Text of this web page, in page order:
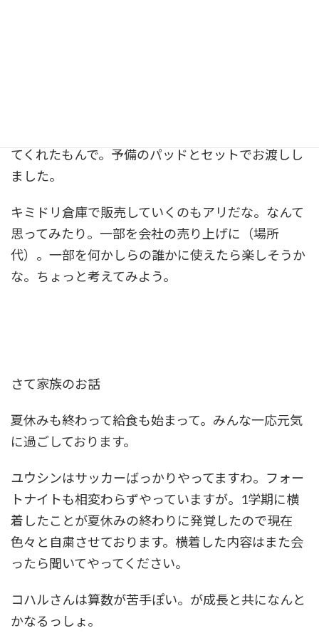
てくれたもんで。予備のパッドとセットでお渡しし
ました。
キミドリ倉庫で販売していくのもアリだな。なんて
思ってみたり。一部を会社の売り上げに（場所
代）。一部を何かしらの誰かに使えたら楽しそうか
な。ちょっと考えてみよう。
さて家族のお話
夏休みも終わって給食も始まって。みんな一応元気
に過ごしております。
ユウシンはサッカーばっかりやってますわ。フォー
トナイトも相変わらずやっていますが。1学期に横
着したことが夏休みの終わりに発覚したので現在
色々と自粛させております。横着した内容はまた会
ったら聞いてやってください。
コハルさんは算数が苦手ぽい。が成長と共になんと
かなるっしょ。